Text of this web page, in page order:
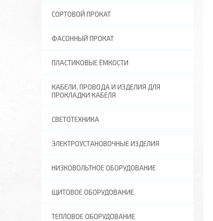
СОРТОВОЙ ПРОКАТ
ФАСОННЫЙ ПРОКАТ
ПЛАСТИКОВЫЕ ЁМКОСТИ
КАБЕЛИ, ПРОВОДА И ИЗДЕЛИЯ ДЛЯ
ПРОКЛАДКИ КАБЕЛЯ
СВЕТОТЕХНИКА
ЭЛЕКТРОУСТАНОВОЧНЫЕ ИЗДЕЛИЯ
НИЗКОВОЛЬТНОЕ ОБОРУДОВАНИЕ
ЩИТОВОЕ ОБОРУДОВАНИЕ
ТЕПЛОВОЕ ОБОРУДОВАНИЕ